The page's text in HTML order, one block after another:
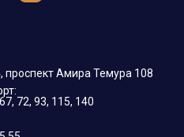
проспект Амира Темура 108
72, 93, 115, 140